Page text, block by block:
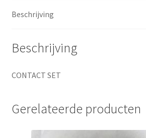
Beschrijving
Beschrijving
CONTACT SET
Gerelateerde producten